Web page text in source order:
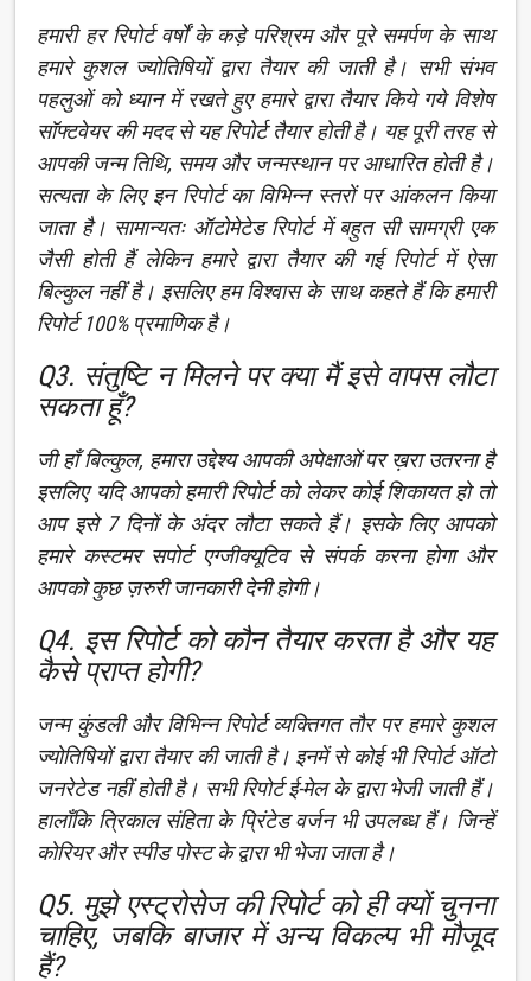
हमारी हर रिपोर्ट वर्षों के कड़े परिश्रम और पूरे समर्पण के साथ
हमारे कुशल ज्योतिषियों द्वारा तैयार की जाती है। सभी संभव
पहलुओं को ध्यान में रखते हुए हमारे द्वारा तैयार किये गये विशेष
सॉफ्टवेयर की मदद से यह रिपोर्ट तैयार होती है। यह पूरी तरह से
आपकी जन्म तिथि, समय और जन्मस्थान पर आधारित होती है।
सत्यता के लिए इन रिपोर्ट का विभिन्न स्तरों पर आंकलन किया
जाता है। सामान्यतः ऑटोमेटेड रिपोर्ट में बहुत सी सामग्री एक
जैसी होती हैं लेकिन हमारे द्वारा तैयार की गई रिपोर्ट में ऐसा
बिल्कुल नहीं है। इसलिए हम विश्वास के साथ कहते हैं कि हमारी
रिपोर्ट 100% प्रमाणिक है।
Q3. संतुष्टि न मिलने पर क्या मैं इसे वापस लौटा
सकता हूँ?
जी हाँ बिल्कुल, हमारा उद्देश्य आपकी अपेक्षाओं पर ख़रा उतरना है
इसलिए यदि आपको हमारी रिपोर्ट को लेकर कोई शिकायत हो तो
आप इसे 7 दिनों के अंदर लौटा सकते हैं। इसके लिए आपको
हमारे कस्टमर सपोर्ट एग्जीक्यूटिव से संपर्क करना होगा और
आपको कुछ ज़रुरी जानकारी देनी होगी।
Q4. इस रिपोर्ट को कौन तैयार करता है और यह
कैसे प्राप्त होगी?
जन्म कुंडली और विभिन्न रिपोर्ट व्यक्तिगत तौर पर हमारे कुशल
ज्योतिषियों द्वारा तैयार की जाती है। इनमें से कोई भी रिपोर्ट ऑटो
जनरेटेड नहीं होती है। सभी रिपोर्ट ई-मेल के द्वारा भेजी जाती हैं।
हालाँकि त्रिकाल संहिता के प्रिंटेड वर्जन भी उपलब्ध हैं। जिन्हें
कोरियर और स्पीड पोस्ट के द्वारा भी भेजा जाता है।
Q5. मुझे एस्ट्रोसेज की रिपोर्ट को ही क्यों चुनना
चाहिए, जबकि बाजार में अन्य विकल्प भी मौजूद
हैं?